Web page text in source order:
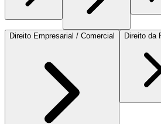
Direito Empresarial / Comercial Direito da